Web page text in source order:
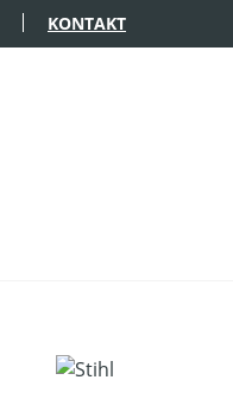
KONTAKT